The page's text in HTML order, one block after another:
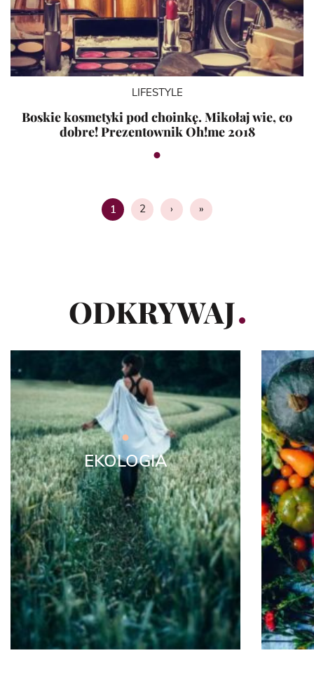
LIFESTYLE
Boskie kosmetyki pod choinkę. Mikołaj wie, co
dobre! Prezentownik Oh!me 2018
1 Strona
2 › »
ODKRYWAJ
EKOLOGIA